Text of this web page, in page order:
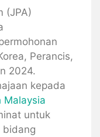
(JPA)
Perancis,
2024.
kepada
Malaysia
untuk
bidang